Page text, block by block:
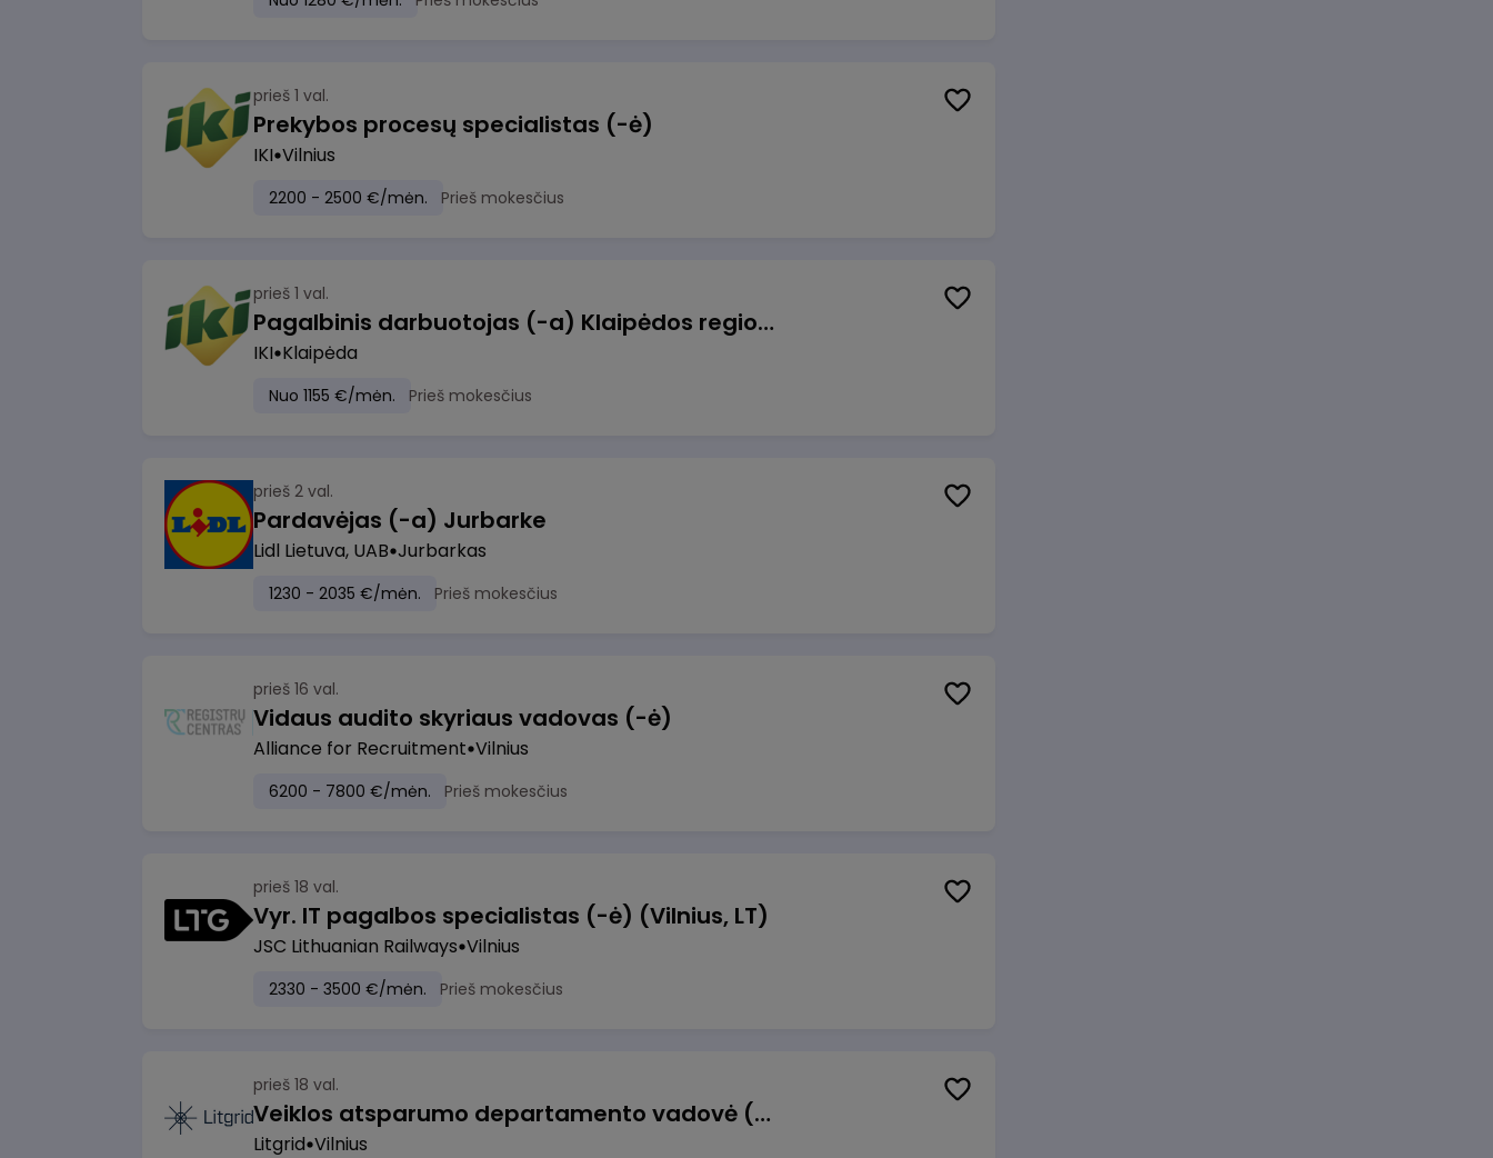
prieš 1 val.
Prekybos procesų specialistas (-ė)
IKI Vilnius
2200 - 2500 €/mėn. Prieš mokesčius
prieš 1 val.
Pagalbinis darbuotojas (-a) Klaipėdos regioninėje kepykloje (indų plovime)
IKI Klaipėda
Nuo 1155 €/mėn. Prieš mokesčius
prieš 2 val.
Pardavėjas (-a) Jurbarke
Lidl Lietuva, UAB Jurbarkas
1230 - 2035 €/mėn. Prieš mokesčius
prieš 16 val.
Vidaus audito skyriaus vadovas (-ė)
Alliance for Recruitment Vilnius
6200 - 7800 €/mėn. Prieš mokesčius
prieš 18 val.
Vyr. IT pagalbos specialistas (-ė) (Vilnius, LT)
JSC Lithuanian Railways Vilnius
2330 - 3500 €/mėn. Prieš mokesčius
prieš 18 val.
Veiklos atsparumo departamento vadovė (-as)
Litgrid Vilnius